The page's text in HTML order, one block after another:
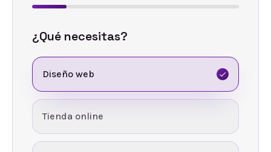
¿Qué necesitas?
Diseño web
Tienda online